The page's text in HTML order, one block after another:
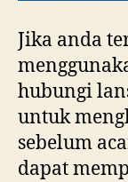
Jika anda
hubungi
untuk
sebelum
dapat